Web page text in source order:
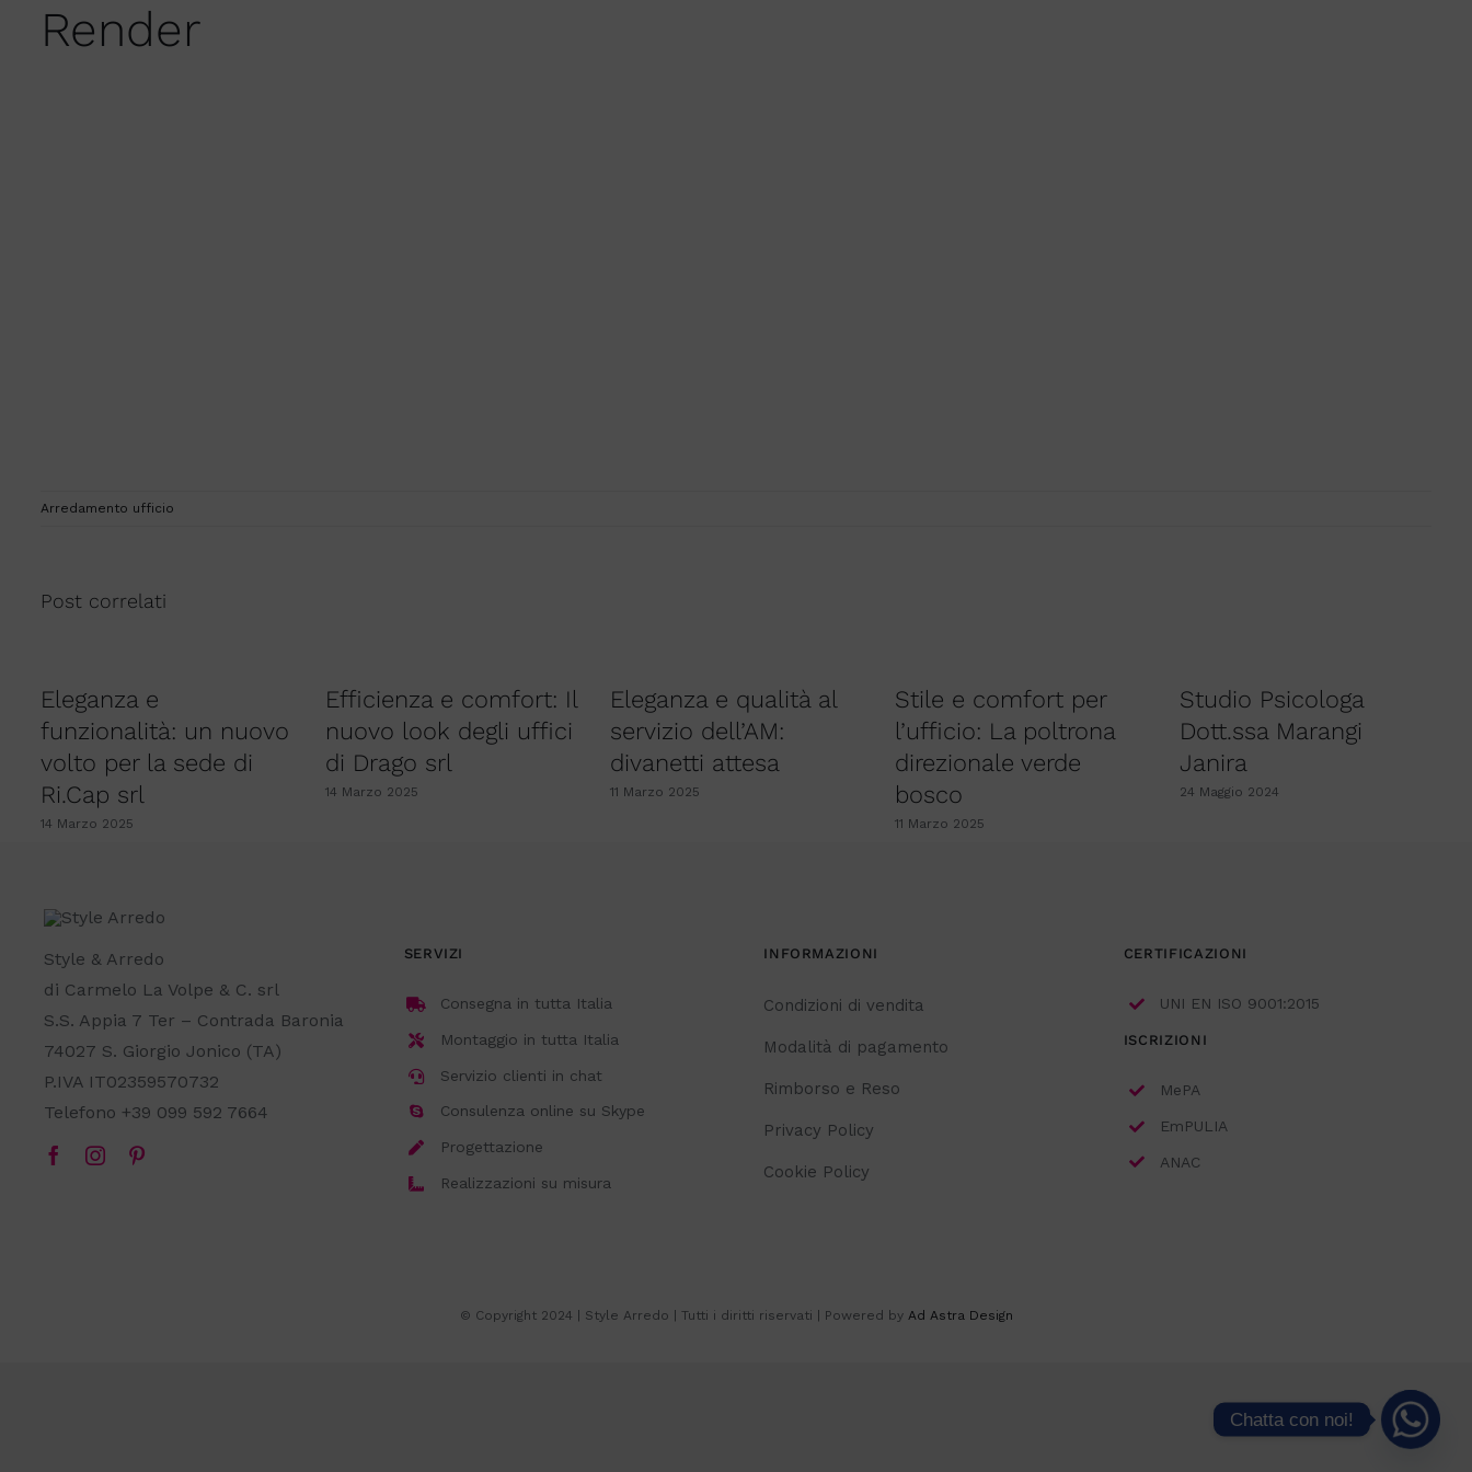
Render
Arredamento ufficio
Post correlati
Eleganza e
funzionalità: un nuovo
volto per la sede di
Ri.Cap srl
14 Marzo 2025
Efficienza e comfort: Il
nuovo look degli uffici
di Drago srl
14 Marzo 2025
Eleganza e qualità al
servizio dell’AM:
divanetti attesa
11 Marzo 2025
Stile e comfort per
l’ufficio: La poltrona
direzionale verde
bosco
11 Marzo 2025
Studio Psicologa
Dott.ssa Marangi
Janira
24 Maggio 2024
Style & Arredo
di Carmelo La Volpe & C. srl
S.S. Appia 7 Ter – Contrada Baronia
74027 S. Giorgio Jonico (TA)
P.IVA IT02359570732
Telefono +39 099 592 7664
SERVIZI
Consegna in tutta Italia
Montaggio in tutta Italia
Servizio clienti in chat
Consulenza online su Skype
Progettazione
Realizzazioni su misura
INFORMAZIONI
Condizioni di vendita
Modalità di pagamento
Rimborso e Reso
Privacy Policy
Cookie Policy
CERTIFICAZIONI
UNI EN ISO 9001:2015
ISCRIZIONI
MePA
EmPULIA
ANAC
© Copyright 2024 | Style Arredo | Tutti i diritti riservati | Powered by Ad Astra Design
Chatta con noi!